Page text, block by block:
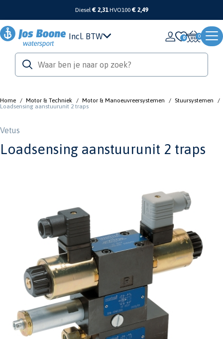
Diesel€ 2,31 HVO100 € 2,49
Incl. BTW 0
Home / Motor & Techniek / Motor & Manoeuvreersystemen / Stuursystemen
/
Loadsensing aanstuurunit 2 traps
Vetus
Loadsensing aanstuurunit 2 traps